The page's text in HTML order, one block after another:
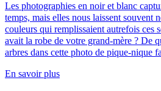
Les photographies en noir et blanc
temps, mais elles nous laissent souvent
couleurs qui remplissaient autrefois ces
avait la robe de votre grand-mère ? De
arbres dans cette photo de pique-nique
En savoir plus